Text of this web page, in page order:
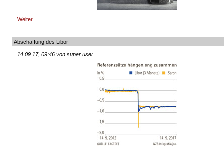
Weiter ...
Abschaffung des Libor
14.09.17, 09:46 von super user